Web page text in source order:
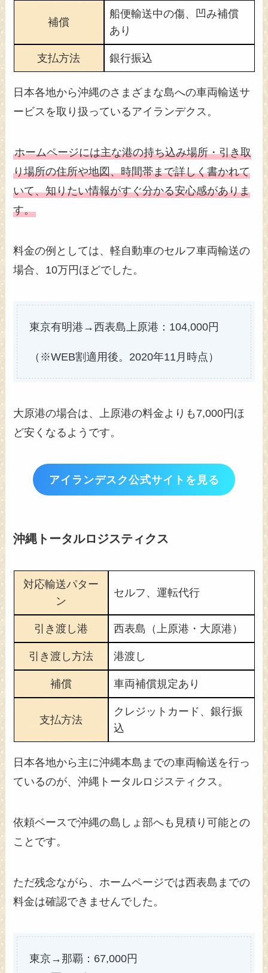
補償
船便輸送中の傷、凹み補償
あり
支払方法 銀行振込
日本各地から沖縄のさまざまな島への車両輸送サ
ービスを取り扱っているアイランデクス。
ホームページには主な港の持ち込み場所・引き取
り場所の住所や地図、時間帯まで詳しく書かれて
いて、知りたい情報がすぐ分かる安心感がありま
す。
料金の例としては、軽自動車のセルフ車両輸送の
場合、10万円ほどでした。
東京有明港→西表島上原港：104,000円
（※WEB割適用後。2020年11月時点）
大原港の場合は、上原港の料金よりも7,000円ほ
ど安くなるようです。
アイランデスク公式サイトを見る
沖縄トータルロジスティクス
対応輸送パター
ン
セルフ、運転代行
引き渡し港 西表島（上原港・大原港）
引き渡し方法 港渡し
補償 車両補償規定あり
支払方法
クレジットカード、銀行振
込
日本各地から主に沖縄本島までの車両輸送を行っ
ているのが、沖縄トータルロジスティクス。
依頼ベースで沖縄の島しょ部へも見積り可能との
ことです。
ただ残念ながら、ホームページでは西表島までの
料金は確認できませんでした。
東京→那覇：67,000円